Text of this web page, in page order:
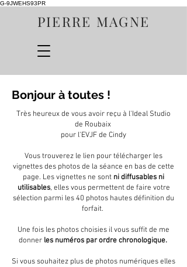
G-9JWEHS93PR
PIERRE MAGNE
Bonjour à toutes !
Très heureux de vous avoir reçu à l'Ideal Studio
de Roubaix
pour l'EVJF de Cindy
Vous trouverez le lien pour télécharger les
vignettes des photos de la séance en bas de cette
page. Les vignettes ne sont ni diffusables ni
utilisables, elles vous permettent de faire votre
sélection parmi les 40 photos hautes définition du
forfait.
Une fois les photos choisies il vous suffit de me
donner les numéros par ordre chronologique.
Si vous souhaitez plus de photos numériques elles